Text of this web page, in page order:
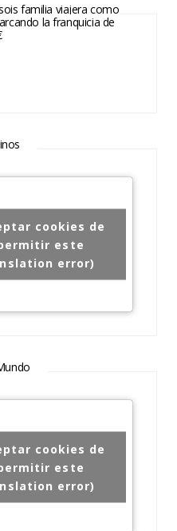
familia viajera como
la franquicia de
cookies de
este
error)
cookies de
este
error)